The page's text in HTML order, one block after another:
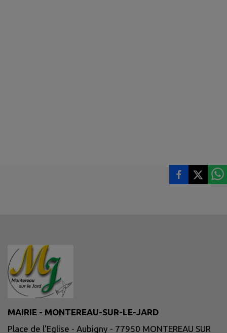
MAIRIE - MONTEREAU-SUR-LE-JARD
Place de l'Eglise - Aubigny - 77950 MONTEREAU SUR